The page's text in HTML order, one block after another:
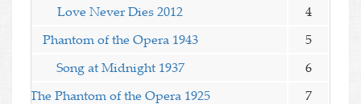
4
Love Never Dies 2012
5
Phantom of the Opera 1943
6
Song at Midnight 1937
7
The Phantom of the Opera 1925